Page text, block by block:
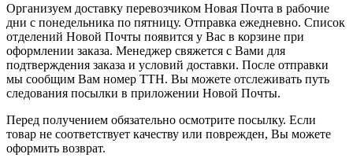
Организуем доставку перевозчиком Новая Почта в рабочие
дни с понедельника по пятницу. Отправка ежедневно. Список
отделений Новой Почты появится у Вас в корзине при
оформлении заказа. Менеджер свяжется с Вами для
подтверждения заказа и условий доставки. После отправки
мы сообщим Вам номер ТТН. Вы можете отслеживать путь
следования посылки в приложении Новой Почты.
Перед получением обязательно осмотрите посылку. Если
товар не соответствует качеству или поврежден, Вы можете
оформить возврат.